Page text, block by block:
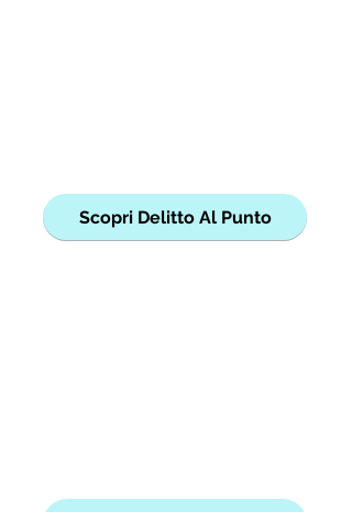
Scopri Delitto Al Punto